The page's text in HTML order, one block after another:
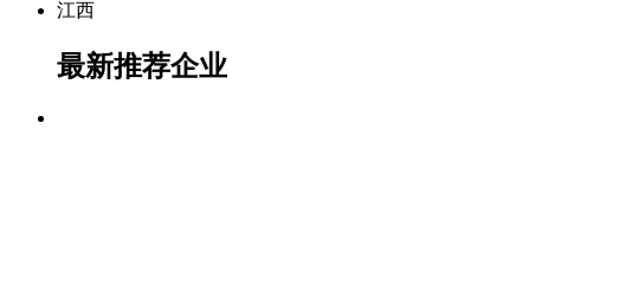
江西
最新推荐企业